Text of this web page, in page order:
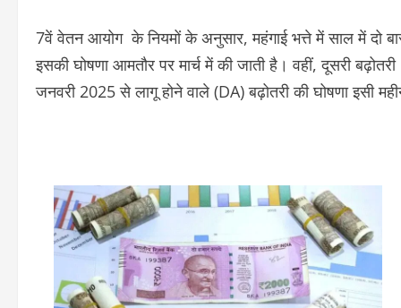
7वें वेतन आयोग के नियमों के अनुसार, महंगाई भत्ते में साल में दो
इसकी घोषणा आमतौर पर मार्च में की जाती है। वहीं, दूसरी
जनवरी 2025 से लागू होने वाले (DA) बढ़ोतरी की घोषणा इसी